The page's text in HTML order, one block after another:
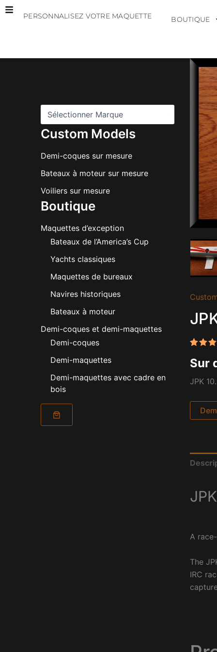
Aller
PERSONNALISEZ VOTRE MAQUETTE BOUTIQUE
Custom Models
Demi-coques sur mesure
Bateaux à moteur sur mesure
Voiliers sur mesure
Boutique
Maquettes d’exception
Bateaux de l’America’s Cup
Yachts classiques
Maquettes de bureaux
Navires historiques
Bateaux à moteur
Demi-coques et demi-maquettes
Demi-coques
Demi-maquettes
Demi-maquettes avec cadre en
bois
sur 5
basé
client
Sur
JPK
A
The
IRC